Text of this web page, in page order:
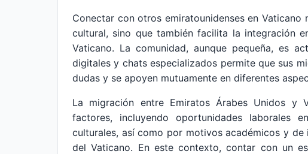
Conectar con otros emiratounidenses en
cultural, sino que también facilita la integración
Vaticano. La comunidad, aunque pequeña, es
digitales y chats especializados permite que sus
dudas y se apoyen mutuamente en diferentes
La migración entre Emiratos Árabes Unidos y
factores, incluyendo oportunidades laborales
culturales, así como por motivos académicos y
del Vaticano. En este contexto, contar con un